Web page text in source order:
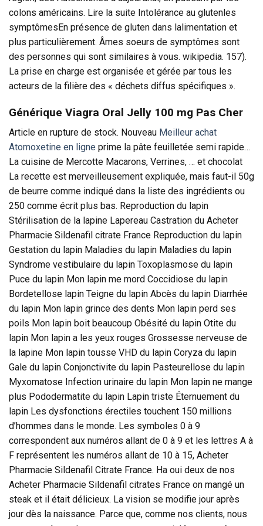
colons américains. Lire la suite Intolérance au glutenles
symptômesEn présence de gluten dans lalimentation et
plus particulièrement. Âmes soeurs de symptômes sont
des personnes qui sont similaires à vous. wikipedia. 157).
La prise en charge est organisée et gérée par tous les
acteurs de la filière des « déchets diffus spécifiques ».
Générique Viagra Oral Jelly 100 mg Pas Cher
Article en rupture de stock. Nouveau Meilleur achat
Atomoxetine en ligne prime la pâte feuilletée semi rapide…
La cuisine de Mercotte Macarons, Verrines, … et chocolat
La recette est merveilleusement expliquée, mais faut-il 50g
de beurre comme indiqué dans la liste des ingrédients ou
250 comme écrit plus bas. Reproduction du lapin
Stérilisation de la lapine Lapereau Castration du Acheter
Pharmacie Sildenafil citrate France Reproduction du lapin
Gestation du lapin Maladies du lapin Maladies du lapin
Syndrome vestibulaire du lapin Toxoplasmose du lapin
Puce du lapin Mon lapin me mord Coccidiose du lapin
Bordetellose lapin Teigne du lapin Abcès du lapin Diarrhée
du lapin Mon lapin grince des dents Mon lapin perd ses
poils Mon lapin boit beaucoup Obésité du lapin Otite du
lapin Mon lapin a les yeux rouges Grossesse nerveuse de
la lapine Mon lapin tousse VHD du lapin Coryza du lapin
Gale du lapin Conjonctivite du lapin Pasteurellose du lapin
Myxomatose Infection urinaire du lapin Mon lapin ne mange
plus Pododermatite du lapin Lapin triste Éternuement du
lapin Les dysfonctions érectiles touchent 150 millions
d’hommes dans le monde. Les symboles 0 à 9
correspondent aux numéros allant de 0 à 9 et les lettres A à
F représentent les numéros allant de 10 à 15, Acheter
Pharmacie Sildenafil Citrate France. Ha oui deux de nos
Acheter Pharmacie Sildenafil citrates France on mangé un
steak et il était délicieux. La vision se modifie jour après
jour dès la naissance. Parce que, comme nos clients, nous